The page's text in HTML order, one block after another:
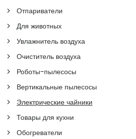
Отпариватели
Для животных
Увлажнитель воздуха
Очиститель воздуха
Роботы-пылесосы
Вертикальные пылесосы
Электрические чайники
Товары для кухни
Обогреватели